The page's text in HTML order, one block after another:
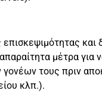
επισκεψιμότητας
μέτρα για
τους πριν
κλπ.).